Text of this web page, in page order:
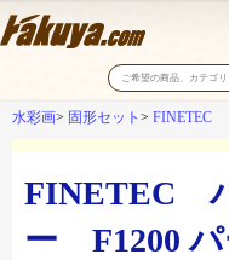
水彩画 固形セット FINETEC
FINETEC
ー F1200 パ